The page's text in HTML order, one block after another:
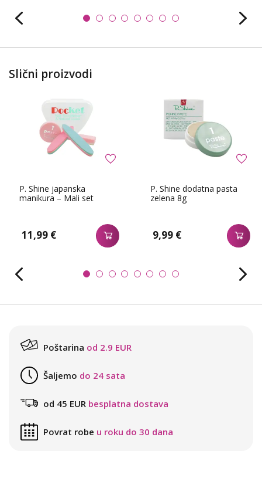
Slični proizvodi
P. Shine japanska
manikura – Mali set
11,99 €
P. Shine dodatna pasta
zelena 8g
9,99 €
Poštarina od 2.9 EUR
Šaljemo do 24 sata
od 45 EUR besplatna dostava
Povrat robe u roku do 30 dana